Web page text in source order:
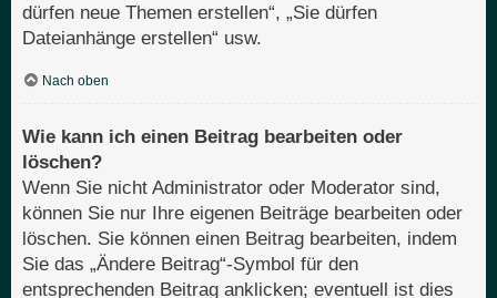
dürfen neue Themen erstellen“, „Sie dürfen
Dateianhänge erstellen“ usw.
Nach oben
Wie kann ich einen Beitrag bearbeiten oder
löschen?
Wenn Sie nicht Administrator oder Moderator sind,
können Sie nur Ihre eigenen Beiträge bearbeiten oder
löschen. Sie können einen Beitrag bearbeiten, indem
Sie das „Ändere Beitrag“-Symbol für den
entsprechenden Beitrag anklicken; eventuell ist dies